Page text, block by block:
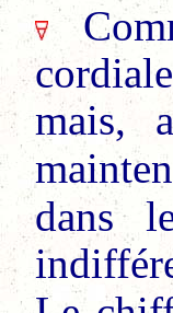
mais,
dans